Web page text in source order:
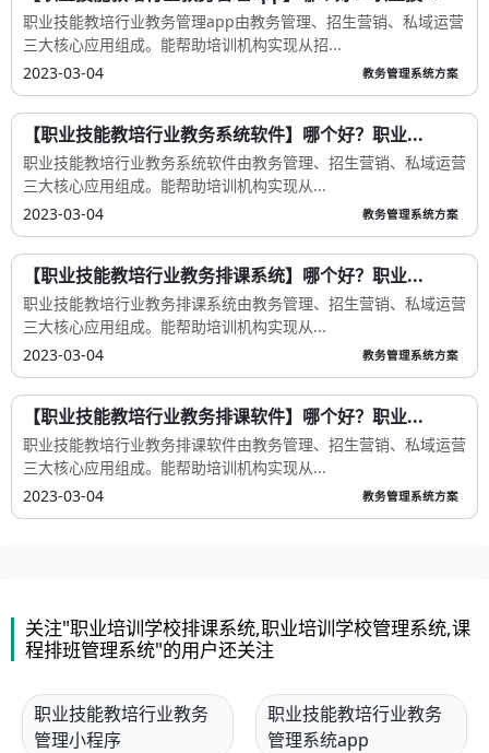
职业技能教培行业教务管理app由教务管理、招生营销、私域运营
三大核心应用组成。能帮助培训机构实现从招...
2023-03-04
教务管理系统方案
【职业技能教培行业教务系统软件】哪个好？职业...
职业技能教培行业教务系统软件由教务管理、招生营销、私域运营
三大核心应用组成。能帮助培训机构实现从...
2023-03-04
教务管理系统方案
【职业技能教培行业教务排课系统】哪个好？职业...
职业技能教培行业教务排课系统由教务管理、招生营销、私域运营
三大核心应用组成。能帮助培训机构实现从...
2023-03-04
教务管理系统方案
【职业技能教培行业教务排课软件】哪个好？职业...
职业技能教培行业教务排课软件由教务管理、招生营销、私域运营
三大核心应用组成。能帮助培训机构实现从...
2023-03-04
教务管理系统方案
关注"职业培训学校排课系统,职业培训学校管理系统,课
程排班管理系统"的用户还关注
职业技能教培行业教务
管理小程序
职业技能教培行业教务
管理系统app